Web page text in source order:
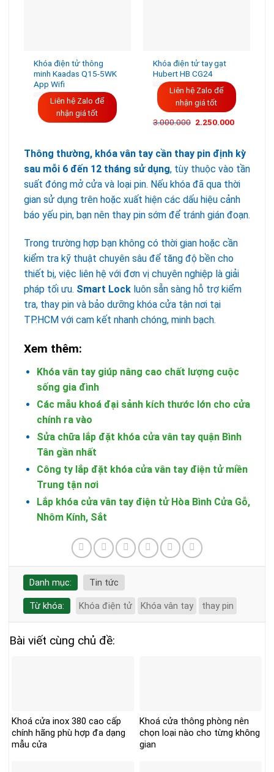
Khóa điện tử thông
minh Kaadas Q15-5WK
App Wifi
Liên hệ Zalo để
nhận giá tốt
Khóa điện tử tay gạt
Hubert HB CG24
Liên hệ Zalo để
nhận giá tốt
3.000.000 2.250.000
Thông thường, khóa vân tay cần thay pin định kỳ
sau mỗi 6 đến 12 tháng sử dụng, tùy thuộc vào tần
suất đóng mở cửa và loại pin. Nếu khóa đã qua thời
gian sử dụng trên hoặc xuất hiện các dấu hiệu cảnh
báo yếu pin, bạn nên thay pin sớm để tránh gián đoạn.
Trong trường hợp bạn không có thời gian hoặc cần
kiểm tra kỹ thuật chuyên sâu để tăng độ bền cho
thiết bị, việc liên hệ với đơn vị chuyên nghiệp là giải
pháp tối ưu. Smart Lock luôn sẵn sàng hỗ trợ kiểm
tra, thay pin và bảo dưỡng khóa cửa tận nơi tại
TP.HCM với cam kết nhanh chóng, minh bạch.
Xem thêm:
Khóa vân tay giúp nâng cao chất lượng cuộc
sống gia đình
Các mẫu khoá đại sảnh kích thước lớn cho cửa
chính ra vào
Sửa chữa lắp đặt khóa cửa vân tay quận Bình
Tân gần nhất
Công ty lắp đặt khóa cửa vân tay điện tử miền
Trung tận nơi
Lắp khóa cửa vân tay điện tử Hòa Bình Cửa Gỗ,
Nhôm Kính, Sắt
Danh mục: Tin tức
Từ khóa: Khóa điện tử Khóa vân tay thay pin
Bài viết cùng chủ đề:
Khoá cửa inox 380 cao cấp
chính hãng phù hợp đa dạng
mẫu cửa
Khoá cửa thông phòng nên
chọn loại nào cho từng không
gian